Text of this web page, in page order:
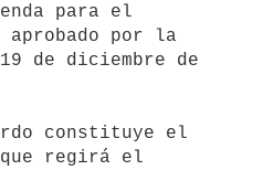
para el
aprobado por la
de diciembre de
constituye el
regirá el